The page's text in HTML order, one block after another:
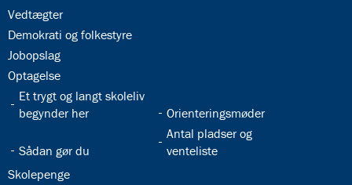
32.24:
Vedtægter
32.25:
Demokrati og folkestyre
32.26:
Jobopslag
32.27:
Optagelse
32.28:
Et trygt og langt skoleliv
begynder her
32.29:
Orienteringsmøder
32.30:
Sådan gør du
32.31:
Antal pladser og
venteliste
32.32:
Skolepenge